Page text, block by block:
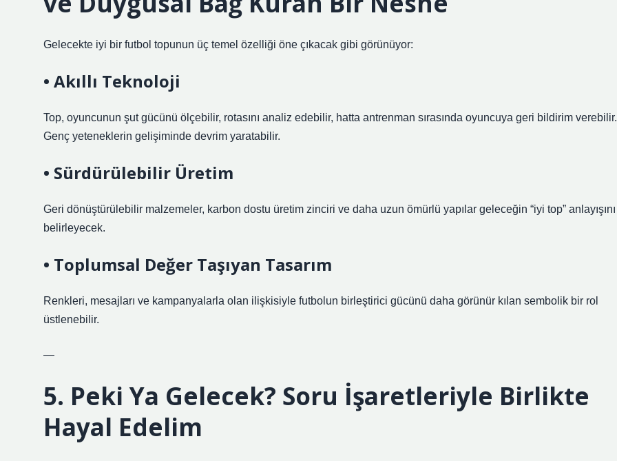
Gelecekte iyi bir futbol topunun üç temel özelliği öne çıkacak gibi görünüyor:
• Akıllı Teknoloji
Top, oyuncunun şut gücünü ölçebilir, rotasını analiz edebilir, hatta antrenman sırasında oyuncuya geri bildirim verebilir.
Genç yeteneklerin gelişiminde devrim yaratabilir.
• Sürdürülebilir Üretim
Geri dönüştürülebilir malzemeler, karbon dostu üretim zinciri ve daha uzun ömürlü yapılar geleceğin “iyi top” anlayışını
belirleyecek.
• Toplumsal Değer Taşıyan Tasarım
Renkleri, mesajları ve kampanyalarla olan ilişkisiyle futbolun birleştirici gücünü daha görünür kılan sembolik bir rol
üstlenebilir.
—
5. Peki Ya Gelecek? Soru İşaretleriyle Birlikte
Hayal Edelim